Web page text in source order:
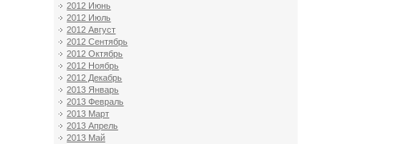
2012 Июнь
2012 Июль
2012 Август
2012 Сентябрь
2012 Октябрь
2012 Ноябрь
2012 Декабрь
2013 Январь
2013 Февраль
2013 Март
2013 Апрель
2013 Май